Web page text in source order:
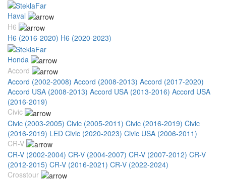
Haval
H6
H6 (2016-2020) H6 (2020-2023)
Honda
Accord
Accord (2002-2008) Accord (2008-2013) Accord (2017-2020)
Accord USA (2008-2013) Accord USA (2013-2016) Accord USA
(2016-2019)
Civic
Civic (2003-2005) Civic (2005-2011) Civic (2016-2019) Civic
(2016-2019) LED Civic (2020-2023) Civic USA (2006-2011)
CR-V
CR-V (2002-2004) CR-V (2004-2007) CR-V (2007-2012) CR-V
(2012-2015) CR-V (2016-2021) CR-V (2022-2024)
Crosstour